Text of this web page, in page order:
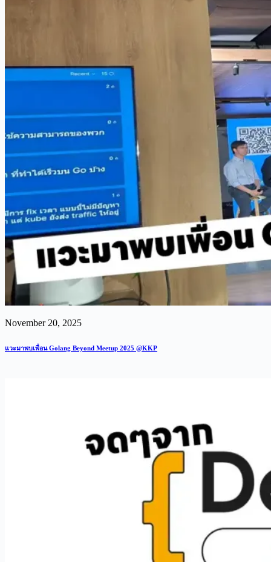
November 20, 2025
แวะมาพบเพื่อน Golang Beyond Meetup 2025 @KKP